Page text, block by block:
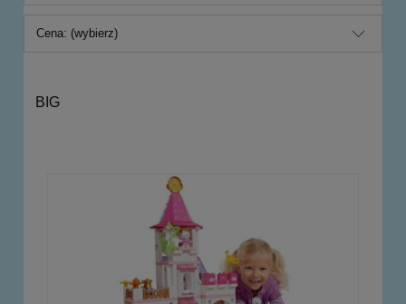
Cena: (wybierz)
BIG